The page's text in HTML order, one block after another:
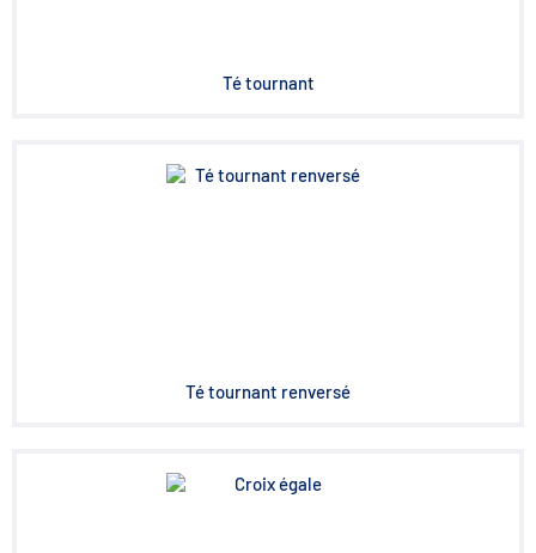
Té tournant
Té tournant renversé